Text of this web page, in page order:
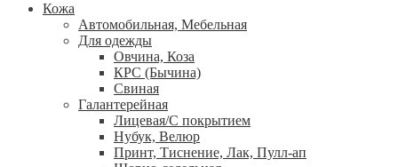
Кожа
Автомобильная, Мебельная
Для одежды
Овчина, Коза
КРС (Бычина)
Свиная
Галантерейная
Лицевая/С покрытием
Нубук, Велюр
Принт, Тиснение, Лак, Пулл-ап